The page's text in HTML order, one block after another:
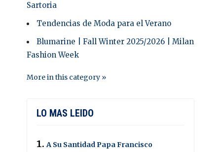
Sartoria
Tendencias de Moda para el Verano
Blumarine | Fall Winter 2025/2026 | Milan
Fashion Week
More in this category »
LO MAS LEIDO
A Su Santidad Papa Francisco